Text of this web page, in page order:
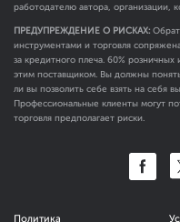
работодателю автора, организации,
ПРЕДУПРЕЖДЕНИЕ О РИСКАХ:
инструментами и торговля
за кредитного плеча. 60%
этим поставщиком. Вы должны
ли вы позволить себе взять на себя
Профессиональные клиенты могут
торговля предполагает риски.
Политика